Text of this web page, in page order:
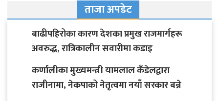
ताजा अपडेट
बाढीपहिरोका कारण देशका प्रमुख राजमार्गहरू
अवरुद्ध, रात्रिकालीन सवारीमा कडाइ
कर्णालीका मुख्यमन्त्री यामलाल कँडेलद्वारा
राजीनामा, नेकपाको नेतृत्वमा नयाँ सरकार बन्ने